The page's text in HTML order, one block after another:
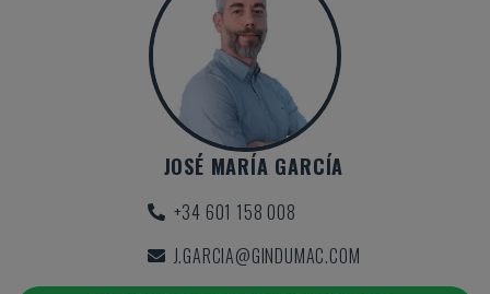
JOSÉ MARÍA GARCÍA
+34 601 158 008
J.GARCIA@GINDUMAC.COM